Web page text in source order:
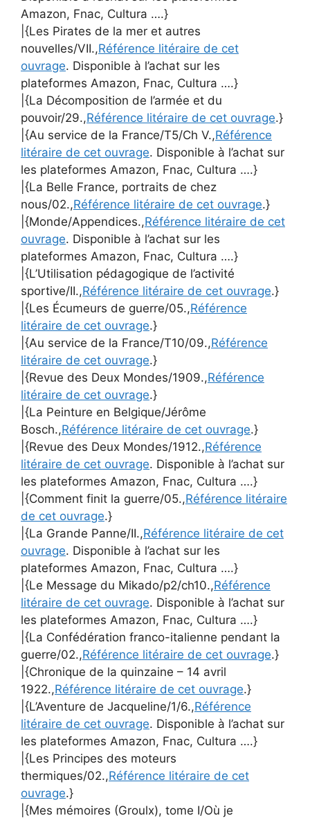
Amazon, Fnac, Cultura ….}
|{Les Pirates de la mer et autres
nouvelles/VII.,Référence litéraire de cet
ouvrage. Disponible à l’achat sur les
plateformes Amazon, Fnac, Cultura ….}
|{La Décomposition de l’armée et du
pouvoir/29.,Référence litéraire de cet ouvrage.}
|{Au service de la France/T5/Ch V.,Référence
litéraire de cet ouvrage. Disponible à l’achat sur
les plateformes Amazon, Fnac, Cultura ….}
|{La Belle France, portraits de chez
nous/02.,Référence litéraire de cet ouvrage.}
|{Monde/Appendices.,Référence litéraire de cet
ouvrage. Disponible à l’achat sur les
plateformes Amazon, Fnac, Cultura ….}
|{L’Utilisation pédagogique de l’activité
sportive/II.,Référence litéraire de cet ouvrage.}
|{Les Écumeurs de guerre/05.,Référence
litéraire de cet ouvrage.}
|{Au service de la France/T10/09.,Référence
litéraire de cet ouvrage.}
|{Revue des Deux Mondes/1909.,Référence
litéraire de cet ouvrage.}
|{La Peinture en Belgique/Jérôme
Bosch.,Référence litéraire de cet ouvrage.}
|{Revue des Deux Mondes/1912.,Référence
litéraire de cet ouvrage. Disponible à l’achat sur
les plateformes Amazon, Fnac, Cultura ….}
|{Comment finit la guerre/05.,Référence litéraire
de cet ouvrage.}
|{La Grande Panne/II.,Référence litéraire de cet
ouvrage. Disponible à l’achat sur les
plateformes Amazon, Fnac, Cultura ….}
|{Le Message du Mikado/p2/ch10.,Référence
litéraire de cet ouvrage. Disponible à l’achat sur
les plateformes Amazon, Fnac, Cultura ….}
|{La Confédération franco-italienne pendant la
guerre/02.,Référence litéraire de cet ouvrage.}
|{Chronique de la quinzaine – 14 avril
1922.,Référence litéraire de cet ouvrage.}
|{L’Aventure de Jacqueline/1/6.,Référence
litéraire de cet ouvrage. Disponible à l’achat sur
les plateformes Amazon, Fnac, Cultura ….}
|{Les Principes des moteurs
thermiques/02.,Référence litéraire de cet
ouvrage.}
|{Mes mémoires (Groulx), tome I/Où je